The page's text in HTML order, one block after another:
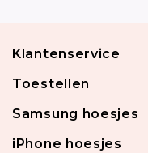
Klantenservice
Toestellen
Samsung hoesjes
iPhone hoesjes